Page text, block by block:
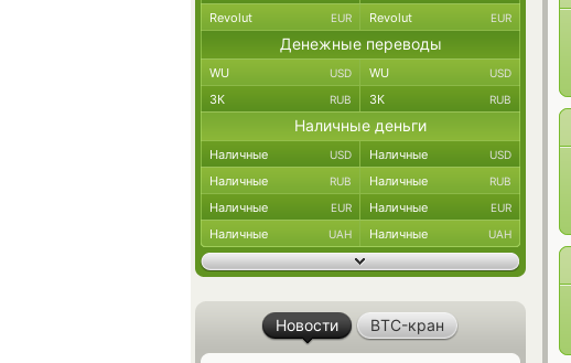
Revolut EUR Revolut EUR
Денежные переводы
WU USD WU USD
ЗК RUB ЗК RUB
Наличные деньги
Наличные USD Наличные USD
Наличные RUB Наличные RUB
Наличные EUR Наличные EUR
Наличные UAH Наличные UAH
Новости BTC-кран